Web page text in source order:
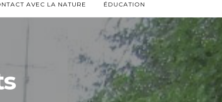
AVEC LA NATURE ÉDUCATION